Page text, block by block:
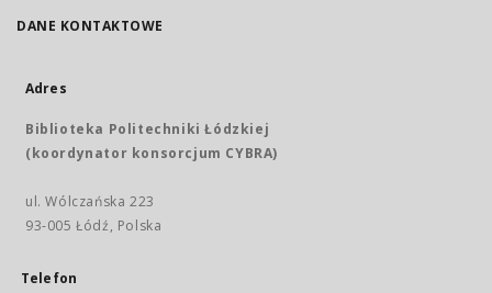
DANE KONTAKTOWE
Adres
Biblioteka Politechniki Łódzkiej
(koordynator konsorcjum CYBRA)
ul. Wólczańska 223
93-005 Łódź, Polska
Telefon